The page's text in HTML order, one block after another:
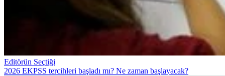
Editörün Seçtiği
2026 EKPSS tercihleri başladı mı? Ne zaman başlayacak?